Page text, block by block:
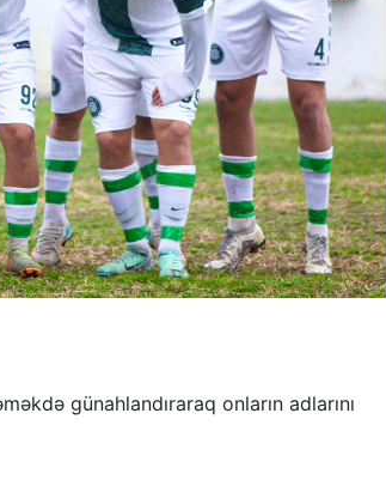
günahlandıraraq onların adlarını